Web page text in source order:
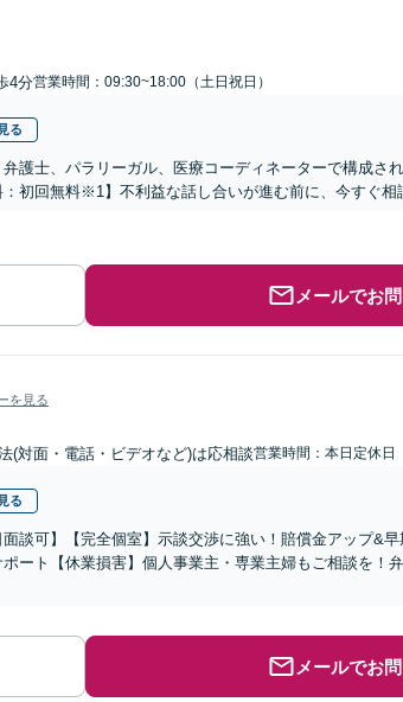
4分営業時間：09:30~18:00（土日祝日）
る
弁護士、パラリーガル、医療コーディネーターで構成さ
初回無料※1】不利益な話し合いが進む前に、今すぐ相
メールでお
を見る
(対面・電話・ビデオなど)は応相談営業時間：本日定休日
る
面談可】【完全個室】示談交渉に強い！賠償金アップ&
ート【休業損害】個人事業主・専業主婦もご相談を！
メールでお